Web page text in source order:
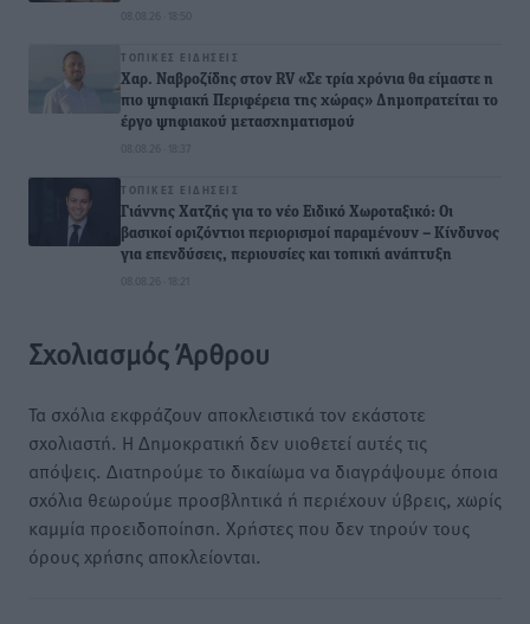
08.08.26 · 18:50
ΤΟΠΙΚΈΣ ΕΙΔΉΣΕΙΣ
Χαρ. Ναβροζίδης στον RV «Σε τρία χρόνια θα είμαστε η
πιο ψηφιακή Περιφέρεια της χώρας» Δημοπρατείται το
έργο ψηφιακού μετασχηματισμού
08.08.26 · 18:37
ΤΟΠΙΚΈΣ ΕΙΔΉΣΕΙΣ
Γιάννης Χατζής για το νέο Ειδικό Χωροταξικό: Οι
βασικοί οριζόντιοι περιορισμοί παραμένουν – Κίνδυνος
για επενδύσεις, περιουσίες και τοπική ανάπτυξη
08.08.26 · 18:21
Σχολιασμός Άρθρου
Τα σχόλια εκφράζουν αποκλειστικά τον εκάστοτε
σχολιαστή. Η Δημοκρατική δεν υιοθετεί αυτές τις
απόψεις. Διατηρούμε το δικαίωμα να διαγράψουμε όποια
σχόλια θεωρούμε προσβλητικά ή περιέχουν ύβρεις, χωρίς
καμμία προειδοποίηση. Χρήστες που δεν τηρούν τους
όρους χρήσης αποκλείονται.